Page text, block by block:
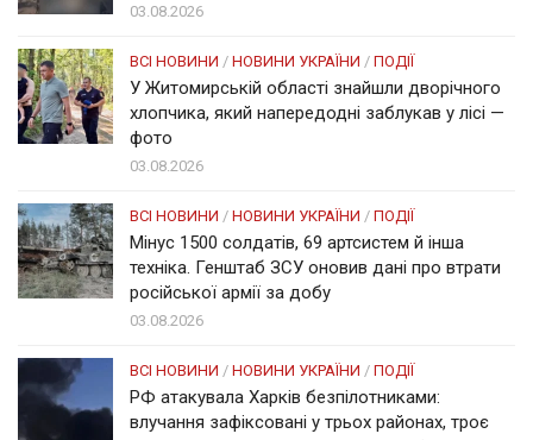
03.08.2026
ВСІ НОВИНИ / НОВИНИ УКРАЇНИ / ПОДІЇ
У Житомирській області знайшли дворічного
хлопчика, який напередодні заблукав у лісі —
фото
03.08.2026
ВСІ НОВИНИ / НОВИНИ УКРАЇНИ / ПОДІЇ
Мінус 1500 солдатів, 69 артсистем й інша
техніка. Генштаб ЗСУ оновив дані про втрати
російської армії за добу
03.08.2026
ВСІ НОВИНИ / НОВИНИ УКРАЇНИ / ПОДІЇ
РФ атакувала Харків безпілотниками:
влучання зафіксовані у трьох районах, троє